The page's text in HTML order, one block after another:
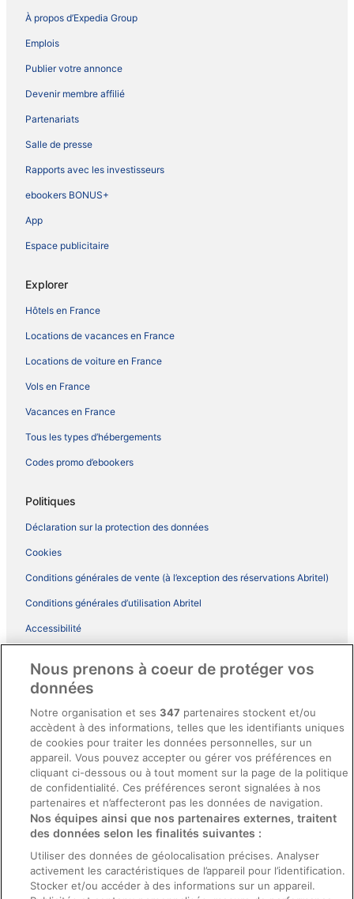
À propos d’Expedia Group
Emplois
Publier votre annonce
Devenir membre affilié
Partenariats
Salle de presse
Rapports avec les investisseurs
ebookers BONUS+
App
Espace publicitaire
Explorer
Hôtels en France
Locations de vacances en France
Locations de voiture en France
Vols en France
Vacances en France
Tous les types d’hébergements
Codes promo d’ebookers
Politiques
Déclaration sur la protection des données
Cookies
Conditions générales de vente (à l’exception des réservations Abritel)
Conditions générales d’utilisation Abritel
Accessibilité
Conditions générales du programme BONUS+ d’ebookers
Directives de contenu et signalement de contenus
Aide
Soutien
Annuler votre réservation d’hôtel ou de propriété de vacances
Échéances de remboursement
Utiliser un coupon ebookers
Nous prenons à coeur de protéger vos
données
Notre organisation et ses347 partenaires stockent et/ou
accèdent à des informations, telles que les identifiants uniques
de cookies pour traiter les données personnelles, sur un
appareil. Vous pouvez accepter ou gérer vos préférences en
cliquant ci-dessous ou à tout moment sur la page de la politique
de confidentialité. Ces préférences seront signalées à nos
partenaires et n’affecteront pas les données de navigation.
Nos équipes ainsi que nos partenaires externes, traitent
des données selon les finalités suivantes :
Utiliser des données de géolocalisation précises. Analyser
activement les caractéristiques de l’appareil pour l’identification.
Stocker et/ou accéder à des informations sur un appareil.